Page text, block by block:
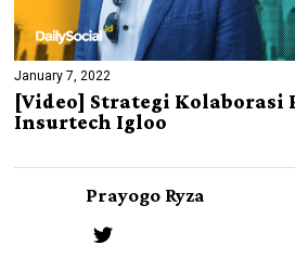
January 7, 2022
[Video] Strategi Kolaborasi
Insurtech Igloo
Prayogo Ryza